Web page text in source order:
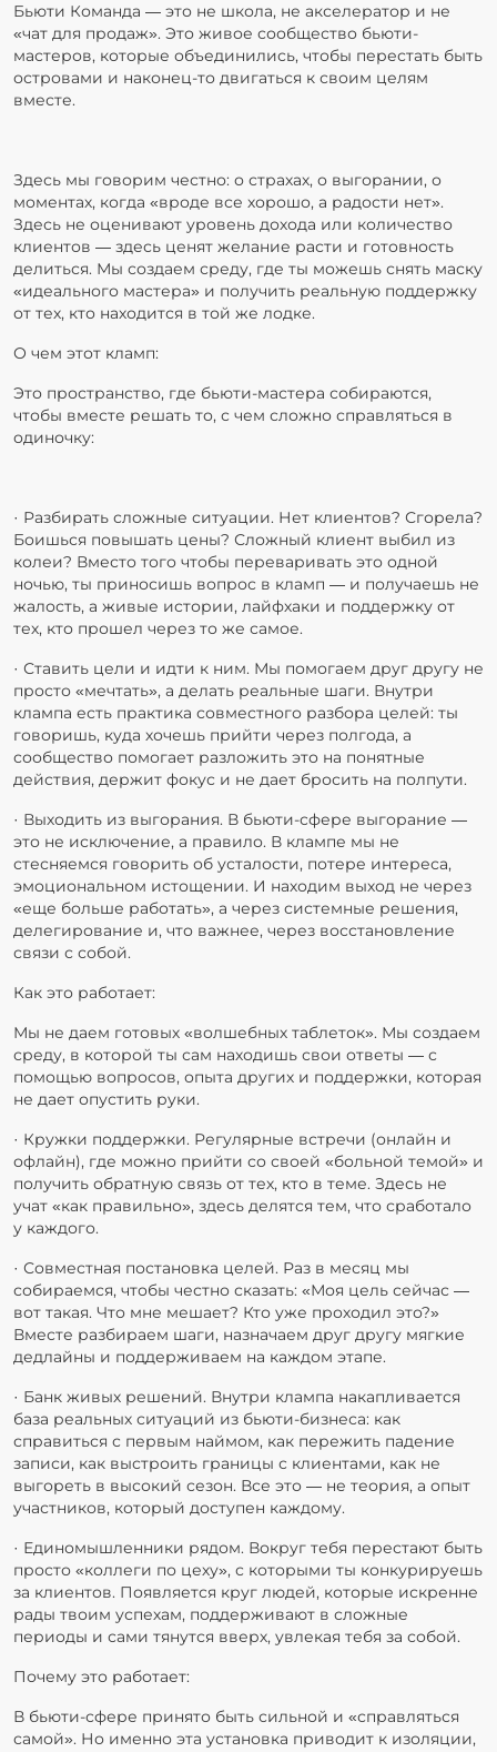
Бьюти Команда — это не школа, не акселератор и не
«чат для продаж». Это живое сообщество бьюти-
мастеров, которые объединились, чтобы перестать быть
островами и наконец-то двигаться к своим целям
вместе.
Здесь мы говорим честно: о страхах, о выгорании, о
моментах, когда «вроде все хорошо, а радости нет».
Здесь не оценивают уровень дохода или количество
клиентов — здесь ценят желание расти и готовность
делиться. Мы создаем среду, где ты можешь снять маску
«идеального мастера» и получить реальную поддержку
от тех, кто находится в той же лодке.
О чем этот кламп:
Это пространство, где бьюти-мастера собираются,
чтобы вместе решать то, с чем сложно справляться в
одиночку:
· Разбирать сложные ситуации. Нет клиентов? Сгорела?
Боишься повышать цены? Сложный клиент выбил из
колеи? Вместо того чтобы переваривать это одной
ночью, ты приносишь вопрос в кламп — и получаешь не
жалость, а живые истории, лайфхаки и поддержку от
тех, кто прошел через то же самое.
· Ставить цели и идти к ним. Мы помогаем друг другу не
просто «мечтать», а делать реальные шаги. Внутри
клампа есть практика совместного разбора целей: ты
говоришь, куда хочешь прийти через полгода, а
сообщество помогает разложить это на понятные
действия, держит фокус и не дает бросить на полпути.
· Выходить из выгорания. В бьюти-сфере выгорание —
это не исключение, а правило. В клампе мы не
стесняемся говорить об усталости, потере интереса,
эмоциональном истощении. И находим выход не через
«еще больше работать», а через системные решения,
делегирование и, что важнее, через восстановление
связи с собой.
Как это работает:
Мы не даем готовых «волшебных таблеток». Мы создаем
среду, в которой ты сам находишь свои ответы — с
помощью вопросов, опыта других и поддержки, которая
не дает опустить руки.
· Кружки поддержки. Регулярные встречи (онлайн и
офлайн), где можно прийти со своей «больной темой» и
получить обратную связь от тех, кто в теме. Здесь не
учат «как правильно», здесь делятся тем, что сработало
у каждого.
· Совместная постановка целей. Раз в месяц мы
собираемся, чтобы честно сказать: «Моя цель сейчас —
вот такая. Что мне мешает? Кто уже проходил это?»
Вместе разбираем шаги, назначаем друг другу мягкие
дедлайны и поддерживаем на каждом этапе.
· Банк живых решений. Внутри клампа накапливается
база реальных ситуаций из бьюти-бизнеса: как
справиться с первым наймом, как пережить падение
записи, как выстроить границы с клиентами, как не
выгореть в высокий сезон. Все это — не теория, а опыт
участников, который доступен каждому.
· Единомышленники рядом. Вокруг тебя перестают быть
просто «коллеги по цеху», с которыми ты конкурируешь
за клиентов. Появляется круг людей, которые искренне
рады твоим успехам, поддерживают в сложные
периоды и сами тянутся вверх, увлекая тебя за собой.
Почему это работает:
В бьюти-сфере принято быть сильной и «справляться
самой». Но именно эта установка приводит к изоляции,